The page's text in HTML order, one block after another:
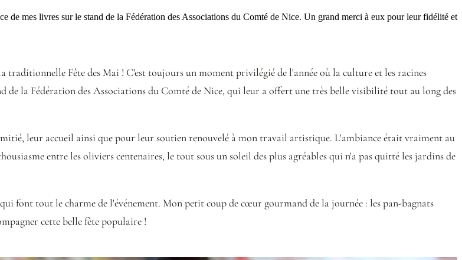
de mes livres sur le stand de la Fédération des Associations du Comté de Nice. Un grand merci à eux pour leur fidélité et
Fête des Mai ! C'est toujours un moment privilégié de l'année où la culture et les racines
de la Fédération des Associations du Comté de Nice, qui leur a offert une très belle visibilité tout au long des
leur accueil ainsi que pour leur soutien renouvelé à mon travail artistique. L'ambiance était vraiment au
entre les oliviers centenaires, le tout sous un soleil des plus agréables qui n'a pas quitté les jardins de
font tout le charme de l'événement. Mon petit coup de cœur gourmand de la journée : les pan-bagnats
cette belle fête populaire !